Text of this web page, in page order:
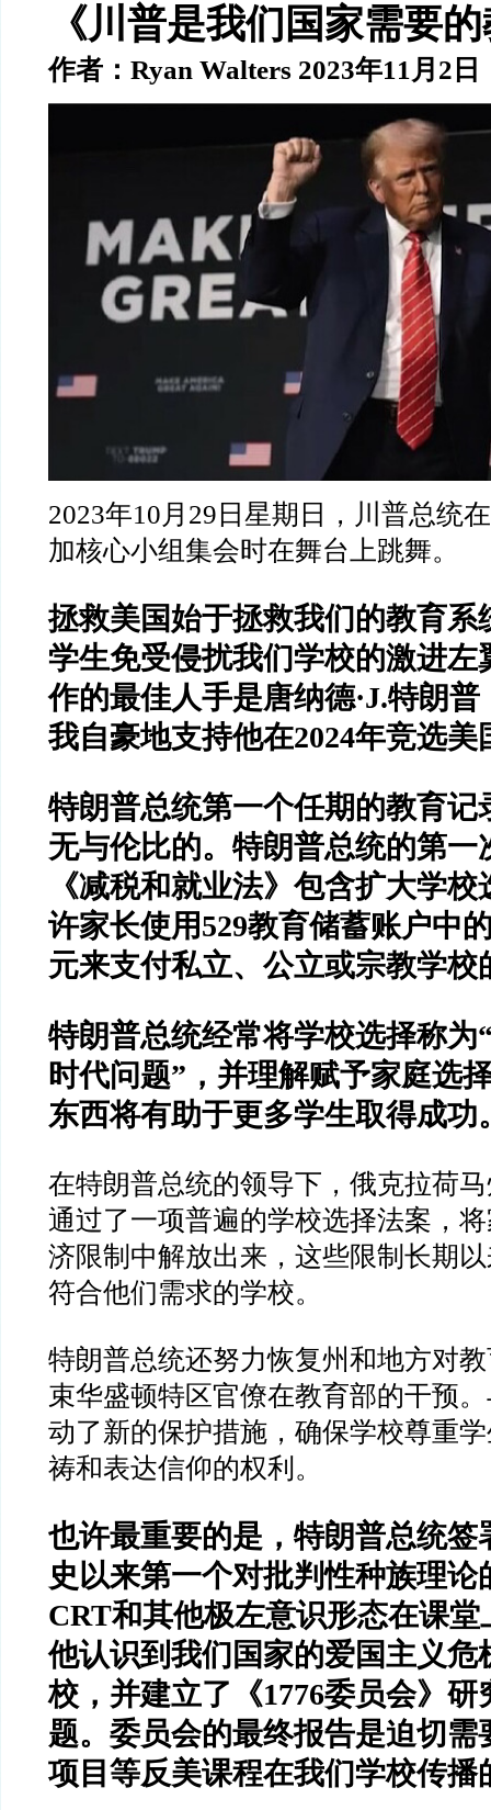
《川普是我们国家需要
作者： Ryan Walters 2023年11 月 2 日
2023年10 月 29 日星期日，川普总统
加核心小组集会时在舞台上跳舞。
拯救美国始于拯救我们的教育系
学生免受侵扰我们学校的激进左
作的最佳人手是唐纳德·J.特朗普
我自豪地支持他在2024年竞选美
特朗普总统第一个任期的教育记
无与伦比的。特朗普总统的第一
《减税和就业法》包含扩大学
许家长使用529教育储蓄账户中
元来支付私立、公立或宗教学校
特朗普总统经常将学校选择称为
时代问题” ，并理解赋予家庭选
东西将有助于更多学生取得成功
在特朗普总统的领导下，俄克拉荷
通过了一项普遍的学校选择法案，
济限制中解放出来，这些限制长期
符合他们需求的学校。
特朗普总统还努力恢复州和地方对
束华盛顿特区官僚在教育部的干预
动了新的保护措施，确保学校尊重
祷和表达信仰的权利。
也许最重要的是，特朗普总统签
史以来第一个对批判性种族理论
CRT和其他极左意识形态在课堂
他认识到我们国家的爱国主义危
校，并建立了《1776委员会》研
题。委员会的最终报告是迫切需
项目等反美课程在我们学校传播